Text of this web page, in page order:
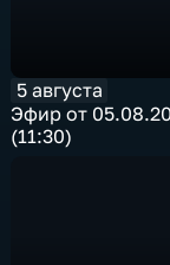
5 августа
Эфир от
(11:30)